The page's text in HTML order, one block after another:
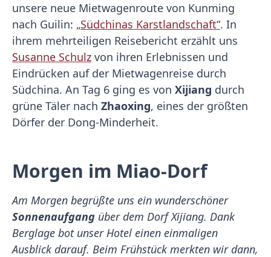
unsere neue Mietwagenroute von Kunming
nach Guilin: „Südchinas Karstlandschaft“. In
ihrem mehrteiligen Reisebericht erzählt uns
Susanne Schulz von ihren Erlebnissen und
Eindrücken auf der Mietwagenreise durch
Südchina. An Tag 6 ging es von Xijiang durch
grüne Täler nach Zhaoxing, eines der größten
Dörfer der Dong-Minderheit.
Morgen im Miao-Dorf
Am Morgen begrüßte uns ein wunderschöner
Sonnenaufgang über dem Dorf Xijiang. Dank
Berglage bot unser Hotel einen einmaligen
Ausblick darauf. Beim Frühstück merkten wir dann,